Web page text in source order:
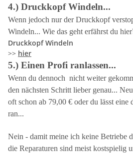
4.) Druckkopf Windeln...
Wenn jedoch nur der Druckkopf
Windeln... Wie das geht erfährst du
Druckkopf Windeln
>> hier
5.) Einen Profi ranlassen...
Wenn du dennoch nicht weiter
den nächsten Schritt lieber genau...
oft schon ab 79,00 € oder du lässt eine
ran...
Nein - damit meine ich keine Betriebe
die Reparaturen sind meist kostspielig